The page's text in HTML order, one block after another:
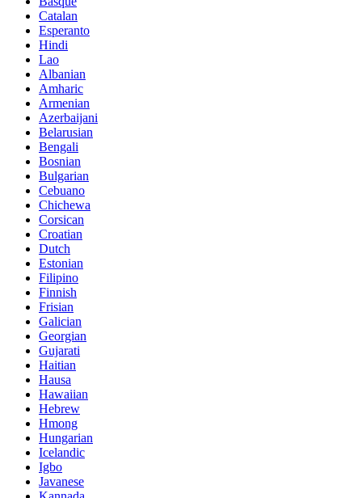
Catalan
Esperanto
Hindi
Lao
Albanian
Amharic
Armenian
Azerbaijani
Belarusian
Bengali
Bosnian
Bulgarian
Cebuano
Chichewa
Corsican
Croatian
Dutch
Estonian
Filipino
Finnish
Frisian
Galician
Georgian
Gujarati
Haitian
Hausa
Hawaiian
Hebrew
Hmong
Hungarian
Icelandic
Igbo
Javanese